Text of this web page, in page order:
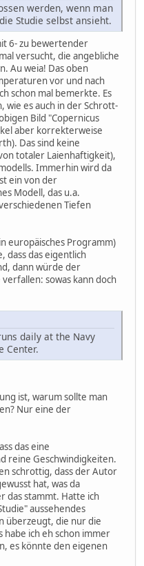
werden, wenn man
Studie selbst ansieht.
6- zu bewertender
versucht, die angebliche
Au weia! Das oben
vor und nach
schon mal bemerkte. Es
wie es auch in der Schrott-
Bild "Copernicus
aber korrekterweise
Das sind keine
totaler Laienhaftigkeit),
Immerhin wird da
ein von der
Modell, das u.a.
Tiefen
europäisches Programm)
dass das eigentlich
dann würde der
sowas kann doch
daily at the Navy
Center.
ist, warum sollte man
Nur eine der
das eine
reine Geschwindigkeiten.
schrottig, dass der Autor
hat, was da
das stammt. Hatte ich
aussehendes
überzeugt, die nur die
ich eh schon immer
es könnte den eigenen